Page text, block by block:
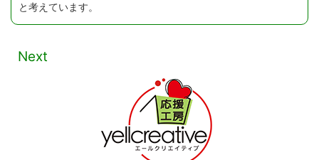
と考えています。
Next